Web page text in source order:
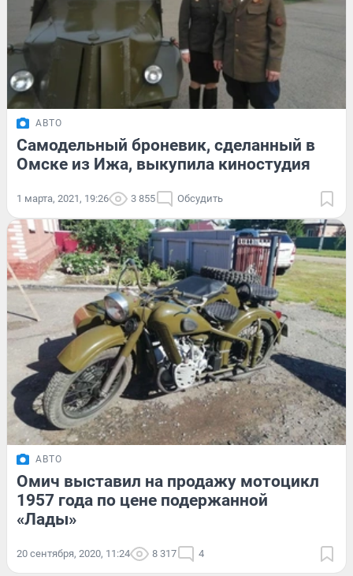
АВТО
Самодельный броневик, сделанный в
Омске из Ижа, выкупила киностудия
1 марта, 2021, 19:26 3 855 Обсудить
АВТО
Омич выставил на продажу мотоцикл
1957 года по цене подержанной
«Лады»
20 сентября, 2020, 11:24 8 317 4